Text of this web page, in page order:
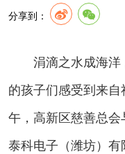
分享到：
涓滴之水成海
的孩子们感受到来
午，高新区慈善总
泰科电子（潍坊）